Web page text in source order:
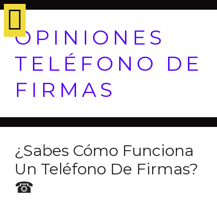
OPINIONES
TELÉFONO DE
FIRMAS
¿Sabes Cómo Funciona
Un Teléfono De Firmas?
☎